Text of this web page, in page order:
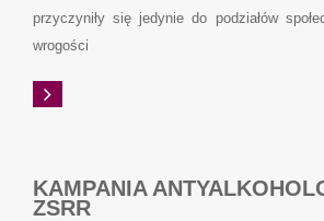
przyczyniły się jedynie do podziałów
wrogości
KAMPANIA
ZSRR